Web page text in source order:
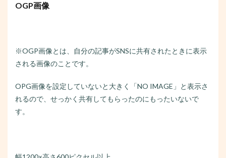
OGP画像
※OGP画像とは、自分の記事がSNSに共有されたときに表示
される画像のことです。
OPG画像を設定していないと大きく「NO IMAGE」と表示さ
れるので、せっかく共有してもらったのにもったいないで
す。